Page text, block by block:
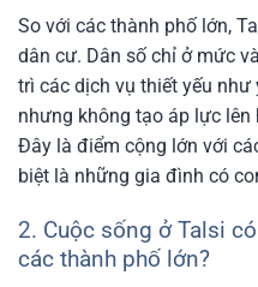
So với các thành phố lớn,
dân cư. Dân số chỉ ở mức
trì các dịch vụ thiết yếu như
nhưng không tạo áp lực
Đây là điểm cộng lớn với
biệt là những gia đình có
2. Cuộc sống ở Talsi
các thành phố lớn?